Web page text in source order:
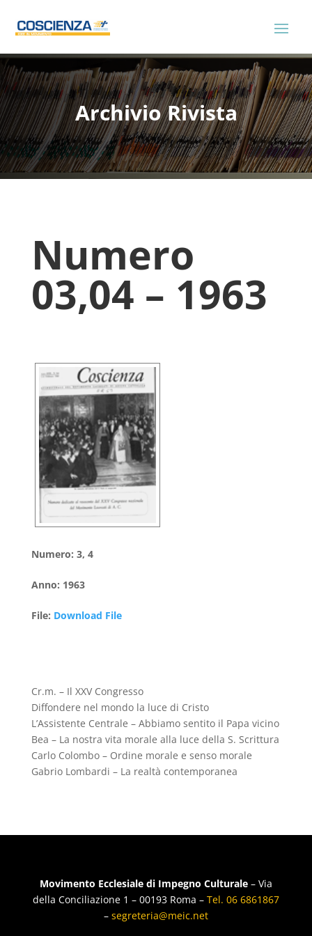
Archivio Rivista
Numero
03,04 – 1963
Numero: 3, 4
Anno: 1963
File: Download File
Cr.m. – Il XXV Congresso
Diffondere nel mondo la luce di Cristo
L’Assistente Centrale – Abbiamo sentito il Papa vicino
Bea – La nostra vita morale alla luce della S. Scrittura
Carlo Colombo – Ordine morale e senso morale
Gabrio Lombardi – La realtà contemporanea
Movimento Ecclesiale di Impegno Culturale– Via
della Conciliazione 1 – 00193 Roma – Tel. 06 6861867
– segreteria@meic.net